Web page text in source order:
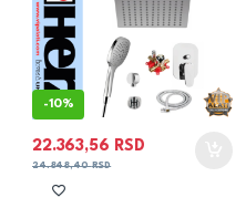
-10%
22.363,56 RSD
24.848,40RSD